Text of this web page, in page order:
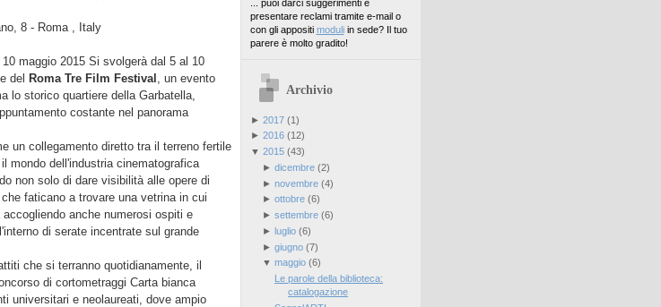
8 - Roma , Italy
maggio 2015 Si svolgerà dal 5 al 10
del Roma Tre Film Festival , un evento
lo storico quartiere della Garbatella,
costante nel panorama
un collegamento diretto tra il terreno fertile
mondo dell'industria cinematografica
non solo di dare visibilità alle opere di
faticano a trovare una vetrina in cui
anche numerosi ospiti e
di serate incentrate sul grande
che si terranno quotidianamente, il
di cortometraggi Carta bianca
universitari e neolaureati, dove ampio
... puoi darci suggerimenti e
presentare reclami tramite e-mail o
con gli appositi moduliin sede? Il tuo
parere è molto gradito!
Archivio
► 2017(1)
► 2016(12)
▼ 2015(43)
► dicembre(2)
► novembre(4)
► ottobre(6)
► settembre(6)
► luglio(6)
► giugno(7)
▼ maggio(6)
Le parole della biblioteca:
catalogazione